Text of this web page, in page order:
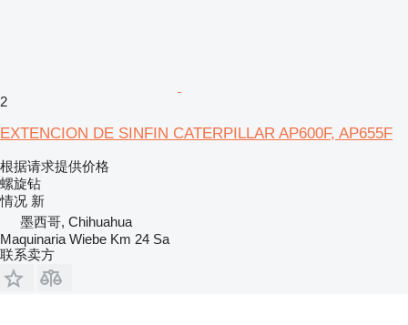
2
EXTENCION DE SINFIN CATERPILLAR AP600F, AP655F
根据请求提供价格
螺旋钻
情况 新
墨西哥, Chihuahua
Maquinaria Wiebe Km 24 Sa
联系卖方